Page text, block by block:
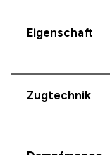
Eigenschaft
Zugtechnik